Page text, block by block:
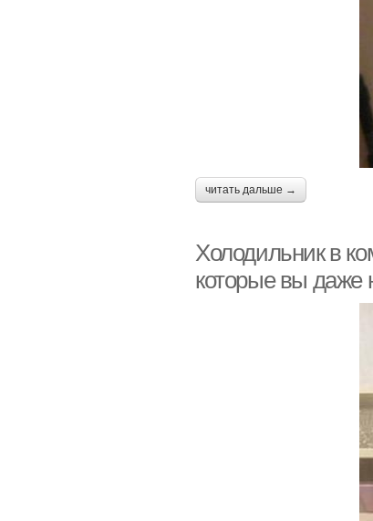
читать дальше →
Холодильник в
которые вы даже